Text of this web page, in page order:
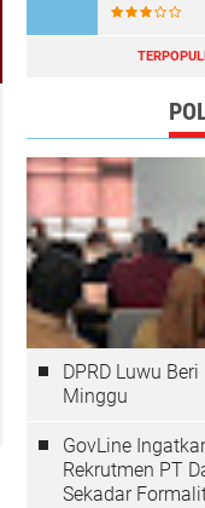
DPRD Luwu
Minggu
GovLine
Rekrutmen PT
Sekadar